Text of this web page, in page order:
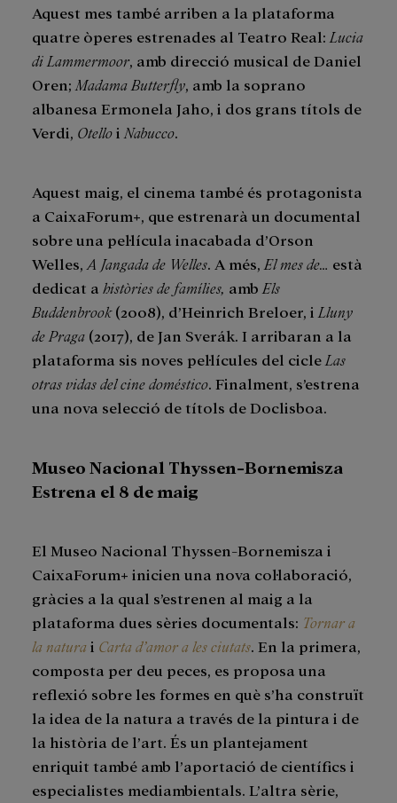
Aquest mes també arriben a la plataforma
quatre òperes estrenades al Teatro Real: Lucia
di Lammermoor, amb direcció musical de Daniel
Oren; Madama Butterfly, amb la soprano
albanesa Ermonela Jaho, i dos grans títols de
Verdi, Otelloi Nabucco.
Aquest maig, el cinema també és protagonista
a CaixaForum+, que estrenarà un documental
sobre una pel·lícula inacabada d’Orson
Welles, A Jangada de Welles. A més, El mes de… està
dedicat a històries de famílies, amb Els
Buddenbrook(2008), d’Heinrich Breloer, i Lluny
de Praga (2017), de Jan Sverák. I arribaran a la
plataforma sis noves pel·lícules del cicle Las
otras vidas del cine doméstico. Finalment, s’estrena
una nova selecció de títols de Doclisboa.
Museo Nacional Thyssen-Bornemisza
Estrena el 8 de maig
El Museo Nacional Thyssen-Bornemisza i
CaixaForum+ inicien una nova col·laboració,
gràcies a la qual s’estrenen al maig a la
plataforma dues sèries documentals: Tornar a
la naturai Carta d’amor a les ciutats. En la primera,
composta per deu peces, es proposa una
reflexió sobre les formes en què s’ha construït
la idea de la natura a través de la pintura i de
la història de l’art. És un plantejament
enriquit també amb l’aportació de científics i
especialistes mediambientals. L’altra sèrie,